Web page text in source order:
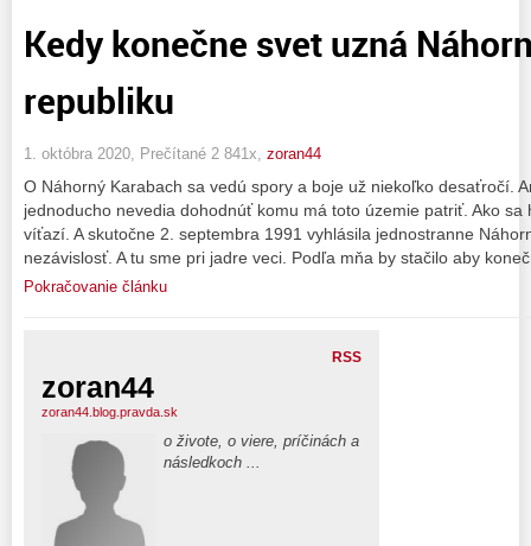
Kedy konečne svet uzná
republiku
1. októbra 2020, Prečítané 2 841x, zoran44
O Náhorný Karabach sa vedú spory a boje už niekoľko desaťročí.
jednoducho nevedia dohodnúť komu má toto územie patriť. Ako
víťazí. A skutočne 2. septembra 1991 vyhlásila jednostranne
nezávislosť. A tu sme pri jadre veci. Podľa mňa by stačilo aby
Pokračovanie článku
RSS
zoran44
zoran44.blog.pravda.sk
o živote, o viere, príčinách a
následkoch ...